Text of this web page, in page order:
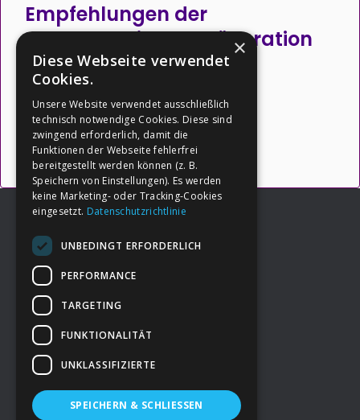
Empfehlungen der
Intergalaktischen Föderation
für Dein Leben:
(Quelle: https://botschafter-ik.de)
→ Inhalte öffnen
Footer
→Deine Spende
→Impressum
→Kontakt zum PAO Team
×
Diese Webseite verwendet
Cookies.
Unsere Website verwendet ausschließlich
technisch notwendige Cookies. Diese sind
zwingend erforderlich, damit die
Funktionen der Webseite fehlerfrei
bereitgestellt werden können (z. B.
Speichern von Einstellungen). Es werden
keine Marketing- oder Tracking-Cookies
eingesetzt. Datenschutzrichtlinie
UNBEDINGT ERFORDERLICH
PERFORMANCE
TARGETING
FUNKTIONALITÄT
UNKLASSIFIZIERTE
SPEICHERN & SCHLIESSEN